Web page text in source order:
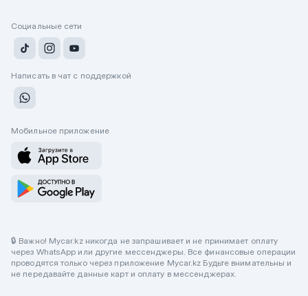
Социальные сети
Написать в чат с поддержкой
Мобильное приложение
🔒 Важно! Mycar.kz никогда не запрашивает и не принимает оплату
через WhatsApp или другие мессенджеры. Все финансовые операции
проводятся только через приложение Mycar.kz Будьте внимательны и
не передавайте данные карт и оплату в мессенджерах.